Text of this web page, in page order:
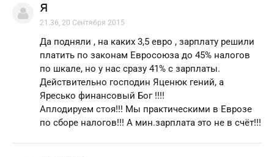
Я
21.36, 20 Сентября 2015
Да подняли , на каких 3,5 евро , зарплату решили
платить по законам Евросоюза до 45% налогов
по шкале, но у нас сразу 41% с зарплаты.
Действительно господин Яценюк гений, а
Яресько финансовый Бог !!!!
Аплодируем стоя!!! Мы практическими в Еврозе
по сборе налогов!!! А мин.зарплата это не в счёт!!!